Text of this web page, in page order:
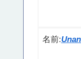
名前: